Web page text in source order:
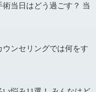
術当日はどう過ごす？ 当
ウンセリングでは何をす